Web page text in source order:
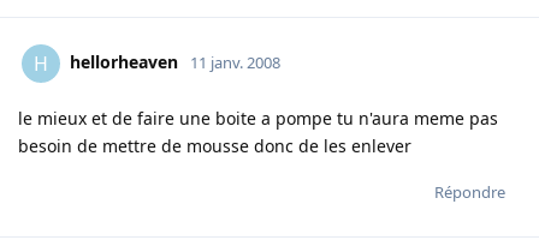
H hellorheaven 11 janv. 2008
le mieux et de faire une boite a pompe tu n'aura meme pas
besoin de mettre de mousse donc de les enlever
Répondre